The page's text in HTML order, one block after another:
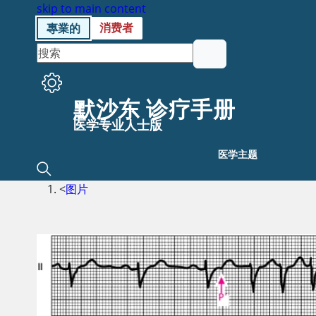
skip to main content
專業的
消费者
默沙东 诊疗手册
医学专业人士版
医学主题
<图片